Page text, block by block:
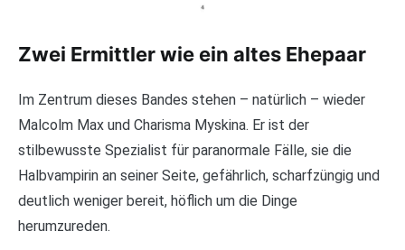
Zwei Ermittler wie ein altes Ehepaar
Im Zentrum dieses Bandes stehen – natürlich – wieder
Malcolm Max und Charisma Myskina. Er ist der
stilbewusste Spezialist für paranormale Fälle, sie die
Halbvampirin an seiner Seite, gefährlich, scharfzüngig und
deutlich weniger bereit, höflich um die Dinge
herumzureden.